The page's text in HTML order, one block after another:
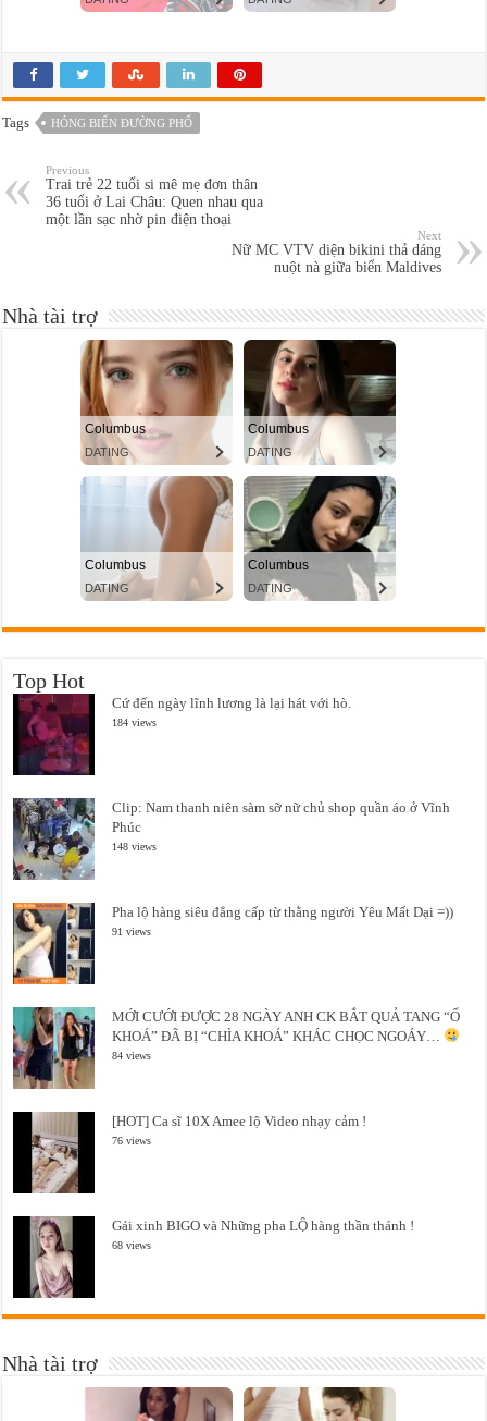
Tags HÓNG BIẾN ĐƯỜNG PHỐ
Previous
Trai trẻ 22 tuổi si mê mẹ đơn thân
36 tuổi ở Lai Châu: Quen nhau qua
một lần sạc nhờ pin điện thoại
Next
Nữ MC VTV diện bikini thả dáng
nuột nà giữa biển Maldives
Nhà tài trợ
Top Hot
Cứ đến ngày lĩnh lương là lại hát với hò.
184 views
Clip: Nam thanh niên sàm sỡ nữ chủ shop quần áo ở Vĩnh
Phúc
148 views
Pha lộ hàng siêu đẳng cấp từ thằng người Yêu Mất Dại =))
91 views
MỚI CƯỚI ĐƯỢC 28 NGÀY ANH CK BẮT QUẢ TANG “Ổ
KHOÁ” ĐÃ BỊ “CHÌA KHOÁ” KHÁC CHỌC NGOÁY…
84 views
[HOT] Ca sĩ 10X Amee lộ Video nhạy cảm !
76 views
Gái xinh BIGO và Những pha LỘ hàng thần thánh !
68 views
Nhà tài trợ